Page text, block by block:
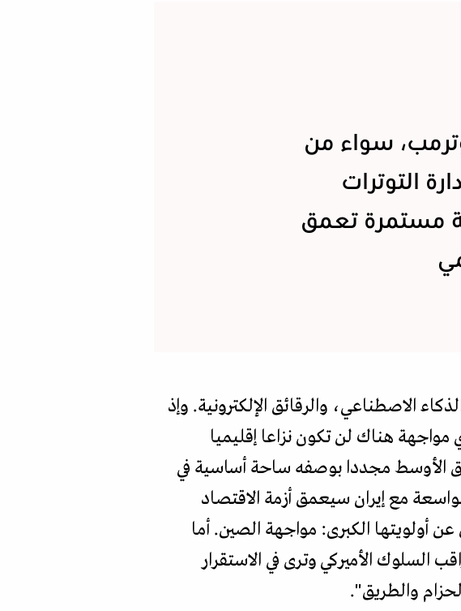
سواء من
التوترات
مستمرة تعمق
الاصطناعي، والرقائق الإلكترونية. وإذ
هناك لن تكون نزاعا إقليميا
الأوسط مجددا بوصفه ساحة أساسية في
مع إيران سيعمق أزمة الاقتصاد
أولويتها الكبرى: مواجهة الصين. أما
السلوك الأميركي وترى في الاستقرار
والطريق".